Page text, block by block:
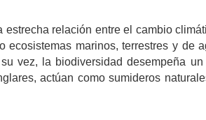
relación entre el cambio
marinos, terrestres y de
vez, la biodiversidad desempeña
actúan como sumideros